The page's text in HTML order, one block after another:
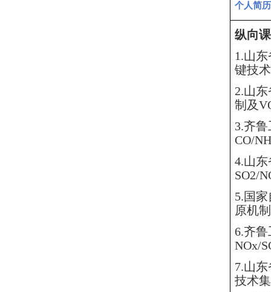
个人简历
纵向
1.山
键技
2.山
制及
3.齐
CO/
4.山
SO2/
5.国
原机
6.齐
NOx/
7.山
技术